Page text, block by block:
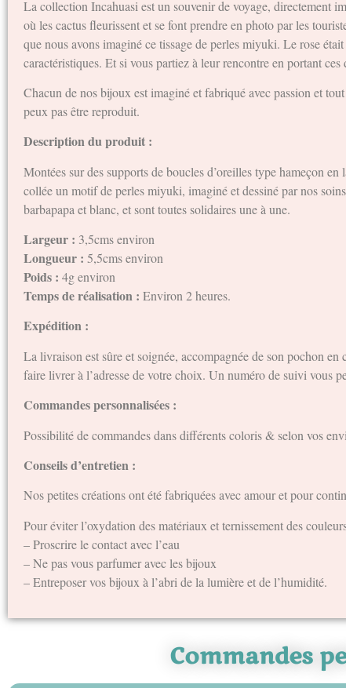
La collection Incahuasi est un souvenir de voyage, directement
où les cactus fleurissent et se font prendre en photo par les
que nous avons imaginé ce tissage de perles miyuki. Le rose
caractéristiques. Et si vous partiez à leur rencontre en portant
Chacun de nos bijoux est imaginé et fabriqué avec passion et
peux pas être reproduit.
Description du produit :
Montées sur des supports de boucles d’oreilles type hameçon
collée un motif de perles miyuki, imaginé et dessiné par nos
barbapapa et blanc, et sont toutes solidaires une à une.
Largeur : 3,5cms environ
Longueur : 5,5cms environ
Poids : 4g environ
Temps de réalisation : Environ 2 heures.
Expédition :
La livraison est sûre et soignée, accompagnée de son pochon
faire livrer à l’adresse de votre choix. Un numéro de suivi vous
Commandes personnalisées :
Possibilité de commandes dans différents coloris & selon vos
Conseils d’entretien :
Nos petites créations ont été fabriquées avec amour et pour
Pour éviter l’oxydation des matériaux et ternissement des
– Proscrire le contact avec l’eau
– Ne pas vous parfumer avec les bijoux
– Entreposer vos bijoux à l’abri de la lumière et de l’humidité.
Commandes